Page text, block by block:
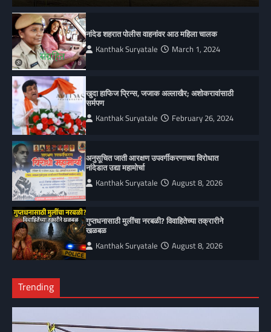
नांदेड शहरात पोलीस वाहनांवर आठ महिला चालक
Kanthak Suryatale March 1, 2024
खुदा हाफिज प्रिन्स, जजाक अल्लाखैर; अशोकरावांसाठी
सर्मपण
Kanthak Suryatale February 26, 2024
अनुसूचित जाती आरक्षण उपवर्गीकरणाच्या विरोधात
नांदेडात उद्या महामोर्चा
Kanthak Suryatale August 8, 2026
गुप्तधनासाठी मुलींचा नरबळी? विवाहितेच्या तक्रारीने
खळबळ
Kanthak Suryatale August 8, 2026
Trending